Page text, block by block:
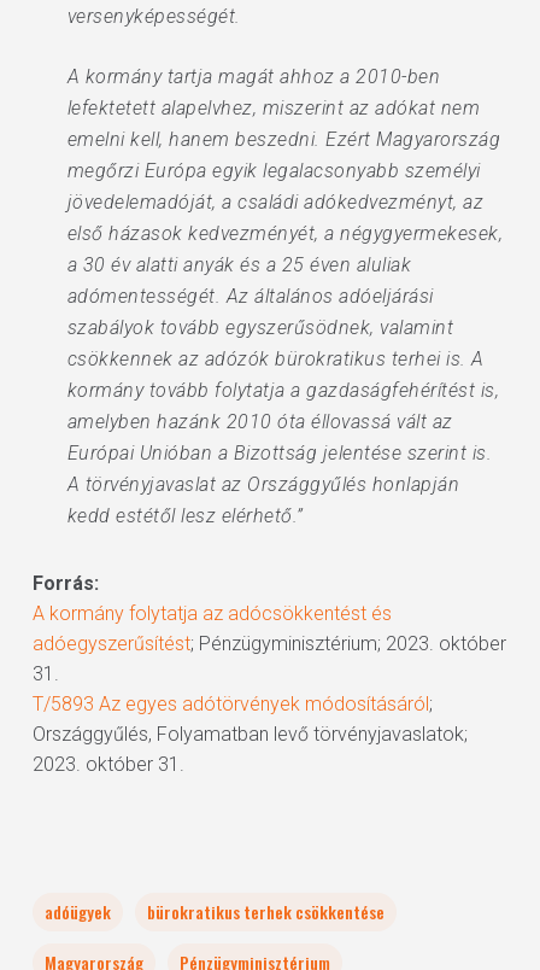
versenyképességét.
A kormány tartja magát ahhoz a 2010-ben
lefektetett alapelvhez, miszerint az adókat nem
emelni kell, hanem beszedni. Ezért Magyarország
megőrzi Európa egyik legalacsonyabb személyi
jövedelemadóját, a családi adókedvezményt, az
első házasok kedvezményét, a négygyermekesek,
a 30 év alatti anyák és a 25 éven aluliak
adómentességét. Az általános adóeljárási
szabályok tovább egyszerűsödnek, valamint
csökkennek az adózók bürokratikus terhei is. A
kormány tovább folytatja a gazdaságfehérítést is,
amelyben hazánk 2010 óta éllovassá vált az
Európai Unióban a Bizottság jelentése szerint is.
A törvényjavaslat az Országgyűlés honlapján
kedd estétől lesz elérhető.”
Forrás:
A kormány folytatja az adócsökkentést és
adóegyszerűsítést; Pénzügyminisztérium; 2023. október
31.
T/5893 Az egyes adótörvények módosításáról;
Országgyűlés, Folyamatban levő törvényjavaslatok;
2023. október 31.
adóügyek
bürokratikus terhek csökkentése
Magyarország
Pénzügyminisztérium